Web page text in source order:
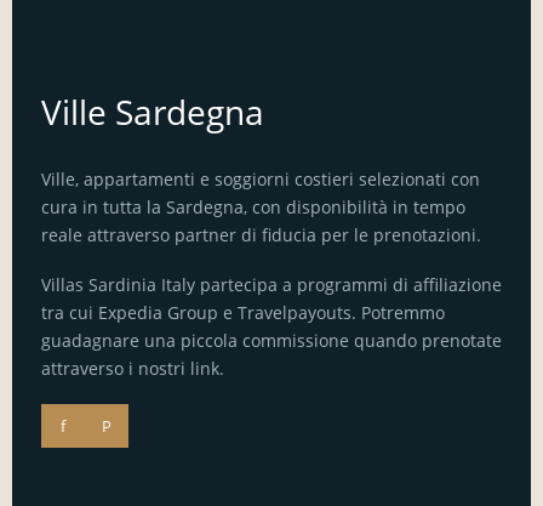
Ville Sardegna
Ville, appartamenti e soggiorni costieri selezionati con
cura in tutta la Sardegna, con disponibilità in tempo
reale attraverso partner di fiducia per le prenotazioni.
Villas Sardinia Italy partecipa a programmi di affiliazione
tra cui Expedia Group e Travelpayouts. Potremmo
guadagnare una piccola commissione quando prenotate
attraverso i nostri link.
f P